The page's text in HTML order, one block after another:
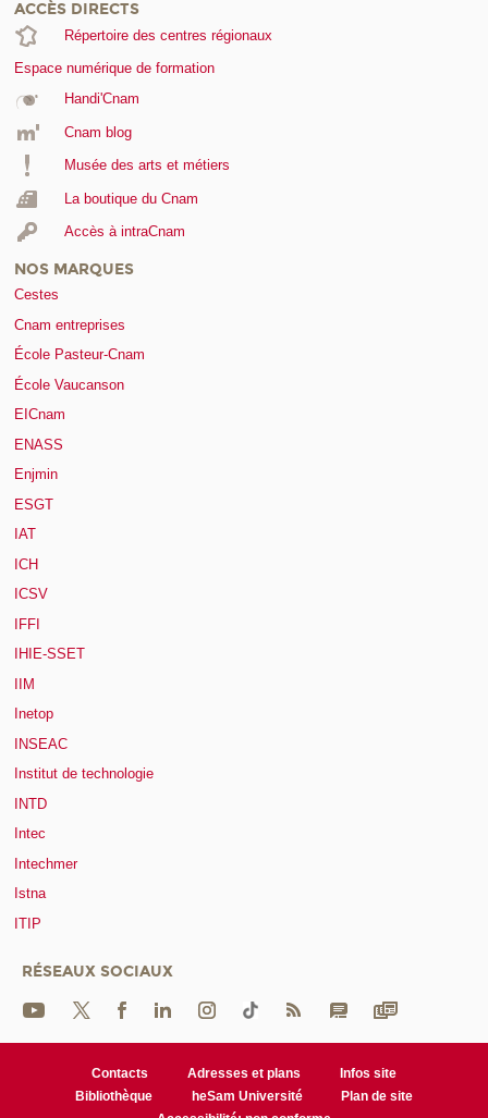
ACCÈS DIRECTS
Répertoire des centres régionaux
Espace numérique de formation
Handi'Cnam
Cnam blog
Musée des arts et métiers
La boutique du Cnam
Accès à intraCnam
NOS MARQUES
Cestes
Cnam entreprises
École Pasteur-Cnam
École Vaucanson
EICnam
ENASS
Enjmin
ESGT
IAT
ICH
ICSV
IFFI
IHIE-SSET
IIM
Inetop
INSEAC
Institut de technologie
INTD
Intec
Intechmer
Istna
ITIP
RÉSEAUX SOCIAUX
Contacts Adresses et plans
Infos site
Bibliothèque
heSam Université
Plan de site